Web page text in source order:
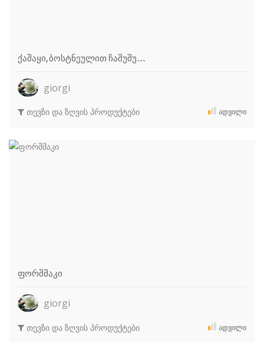
ქაშაყი, ბოსტნეულით ჩაშუშუ…
giorgi
თევზი და ზღვის პროდუქტები ᲐᲓᲕᲘᲚᲘ
ფორშმაკი
giorgi
თევზი და ზღვის პროდუქტები ᲐᲓᲕᲘᲚᲘ